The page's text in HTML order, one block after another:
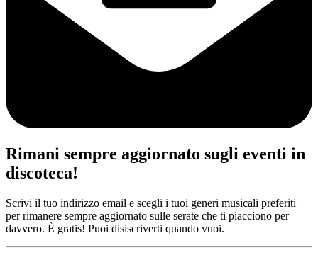
Rimani sempre aggiornato sugli eventi in
discoteca!
Scrivi il tuo indirizzo email e scegli i tuoi generi musicali preferiti
per rimanere sempre aggiornato sulle serate che ti piacciono per
davvero. È gratis! Puoi disiscriverti quando vuoi.